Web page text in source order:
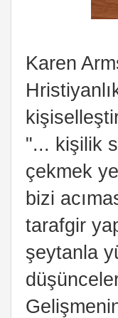
Karen
"... kişilik
çekmek
bizi
tarafgir
şeytanla